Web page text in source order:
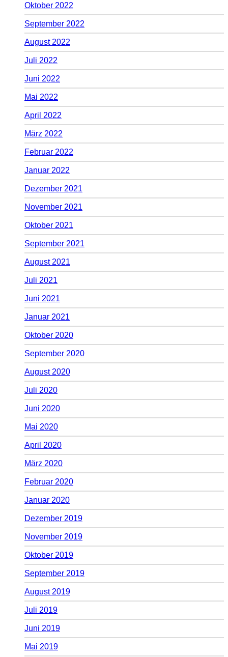
Oktober 2022
September 2022
August 2022
Juli 2022
Juni 2022
Mai 2022
April 2022
März 2022
Februar 2022
Januar 2022
Dezember 2021
November 2021
Oktober 2021
September 2021
August 2021
Juli 2021
Juni 2021
Januar 2021
Oktober 2020
September 2020
August 2020
Juli 2020
Juni 2020
Mai 2020
April 2020
März 2020
Februar 2020
Januar 2020
Dezember 2019
November 2019
Oktober 2019
September 2019
August 2019
Juli 2019
Juni 2019
Mai 2019